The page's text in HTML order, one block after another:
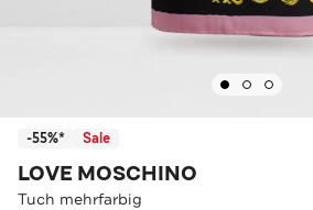
-55%* Sale
LOVE MOSCHINO
Tuch mehrfarbig